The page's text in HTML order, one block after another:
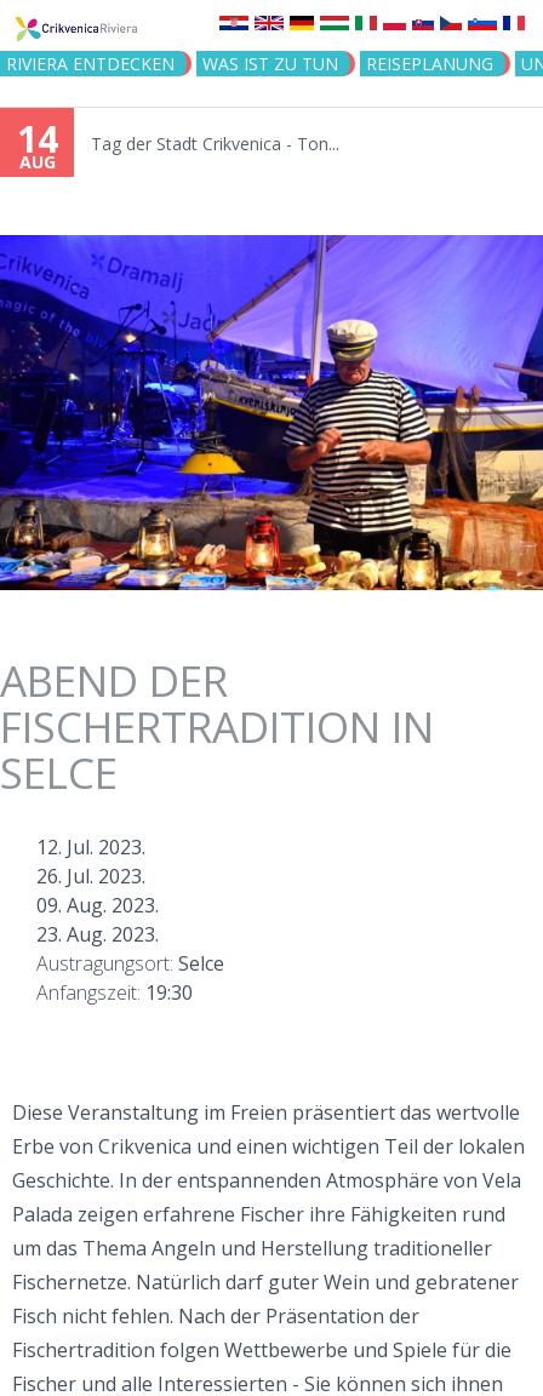
Jump to navigation
RIVIERA ENTDECKEN WAS IST ZU TUN REISEPLANUNG
14
AUG
Tag der Stadt Crikvenica - Ton...
ABEND DER
FISCHERTRADITION IN
SELCE
12. Jul. 2023.
26. Jul. 2023.
09. Aug. 2023.
23. Aug. 2023.
Austragungsort: Selce
Anfangszeit: 19:30
Diese Veranstaltung im Freien präsentiert das wertvolle
Erbe von Crikvenica und einen wichtigen Teil der lokalen
Geschichte. In der entspannenden Atmosphäre von Vela
Palada zeigen erfahrene Fischer ihre Fähigkeiten rund
um das Thema Angeln und Herstellung traditioneller
Fischernetze. Natürlich darf guter Wein und gebratener
Fisch nicht fehlen. Nach der Präsentation der
Fischertradition folgen Wettbewerbe und Spiele für die
Fischer und alle Interessierten - Sie können sich ihnen